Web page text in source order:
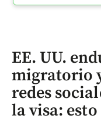
EE. UU.
migratorio
redes
la visa: